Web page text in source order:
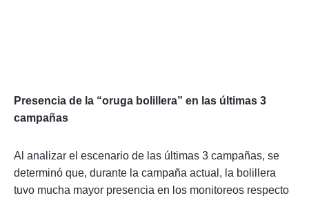
Presencia de la “oruga bolillera” en las últimas 3
campañas
Al analizar el escenario de las últimas 3 campañas, se
determinó que, durante la campaña actual, la bolillera
tuvo mucha mayor presencia en los monitoreos respecto